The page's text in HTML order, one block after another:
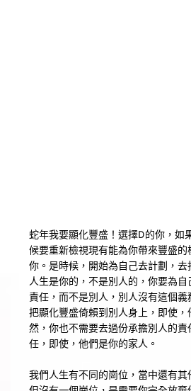
蛇年我要顯化豐盛！選擇D的你，如
候要重新檢視現有能為你帶來豐盛
你。是時候，開始為自己去計劃，去
人生是你的，不是別人的，你要為自
責任，而不是別人，別人沒有這個
把顯化豐盛倚賴到別人身上，即使，
然，你也不需要去過份承擔別人的
任，即使，他們是你的家人。
我們人生有不同的崗位，當中還有其